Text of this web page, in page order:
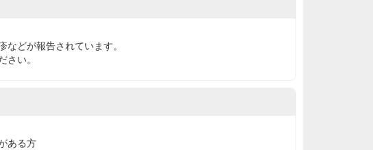
どが報告されています。
い。
ある方